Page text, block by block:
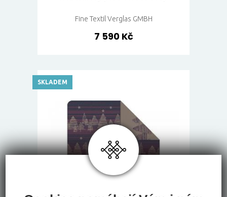
Fine Textil Verglas GMBH
7 590 Kč
SKLADEM